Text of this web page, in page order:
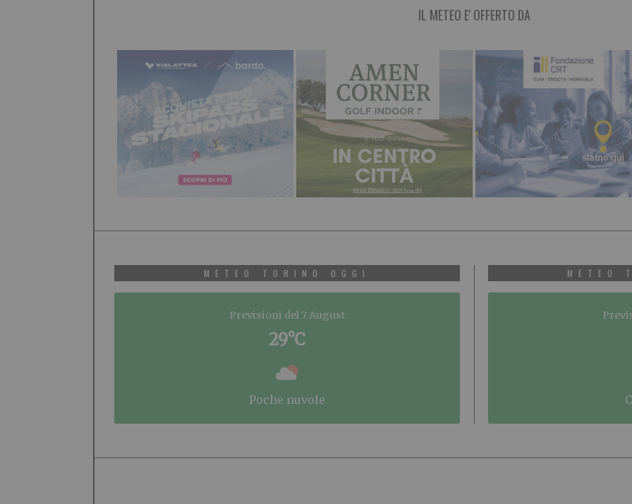
IL METEO E' OFFERTO DA
METEO TORINO OGGI
Previsioni del 7 August
29°C
poche nuvole
METEO